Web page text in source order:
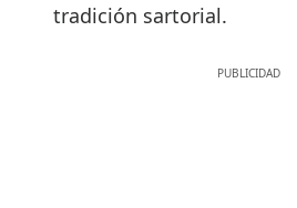
tradición sartorial.